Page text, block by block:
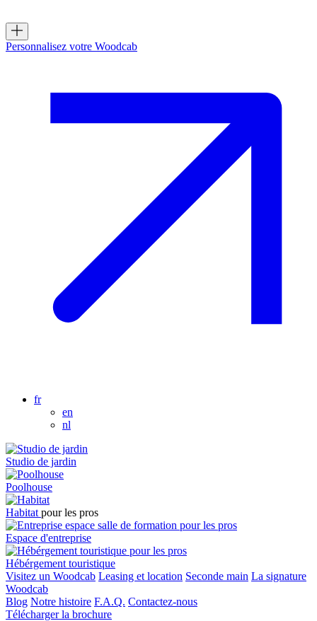
to
content
Personnalisez votre Woodcab
fr
en
nl
Studio de jardin
Poolhouse
Habitat pour les pros
pour les pros
Espace d'entreprise
pour les pros
Hébérgement touristique
Visitez un Woodcab Leasing et location Seconde main La signature
Woodcab
Blog Notre histoire F.A.Q. Contactez-nous
Télécharger la brochure